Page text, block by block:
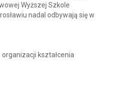
Wyższej Szkole
nadal odbywają się w
kształcenia